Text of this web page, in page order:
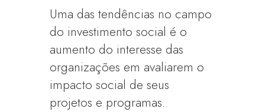
Uma das tendências no campo
do investimento social é o
aumento do interesse das
organizações em avaliarem o
impacto social de seus
projetos e programas.